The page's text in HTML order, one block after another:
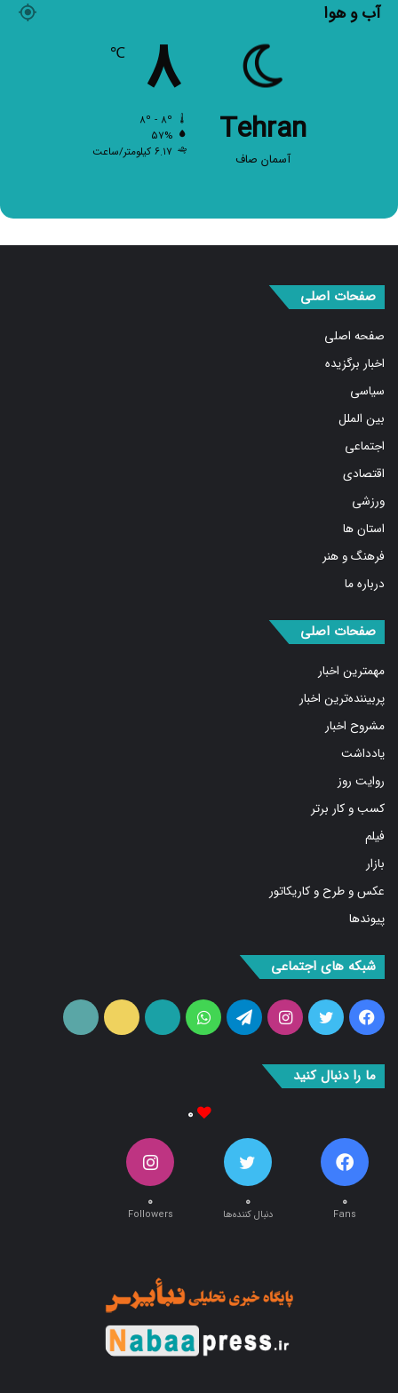
آب و هوا
Tehran
آسمان صاف
۸ ℃
۵۷%
۶.۱۷ کیلومتر/ساعت
صفحات اصلی
صفحه اصلی
اخبار برگزیده
سیاسی
بین الملل
اجتماعی
اقتصادی
ورزشی
استان ها
فرهنگ و هنر
درباره ما
صفحات اصلی
مهمترین اخبار
پربیننده‌ترین اخبار
مشروح اخبار
یادداشت
روایت روز
کسب و کار برتر
فیلم
بازار
عکس و طرح و کاریکاتور
پیوندها
شبکه های اجتماعی
فیس
توییتر اینستاگرامتلگرام واتس
آپارات ایتا
ما را دنبال کنید
۰
۰
Fans
۰
دنبال کننده‌ها
۰
Followers